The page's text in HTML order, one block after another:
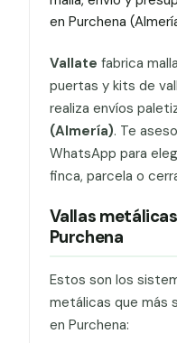
en Purchena
Vallate fabrica
puertas y kits de
realiza envíos
(Almería). Te
WhatsApp para
finca, parcela o
Vallas
Purchena
Estos son los
metálicas que más
en Purchena: